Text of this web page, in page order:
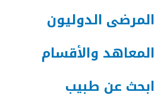
المرضى الدوليون
المعاهد والأقسام
ابحث عن طبيب